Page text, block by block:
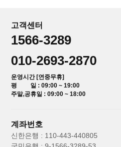
고객센터
1566-3289
010-2693-2870
운영시간 [연중무휴]
평 일 : 09:00 ~ 19:00
주말,공휴일 : 09:00 ~ 18:00
계좌번호
신한은행 : 110-443-440805